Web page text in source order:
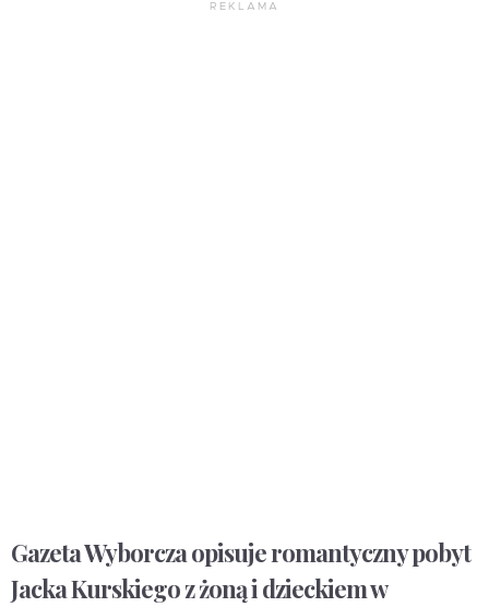
REKLAMA
Gazeta Wyborcza opisuje romantyczny pobyt
Jacka Kurskiego z żoną i dzieckiem w